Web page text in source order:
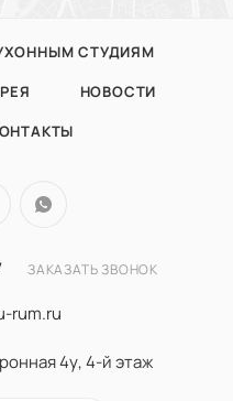
СТУДИЯМ
НОВОСТИ
ЗАКАЗАТЬ ЗВОНОК
rum.ru
4у, 4-й этаж